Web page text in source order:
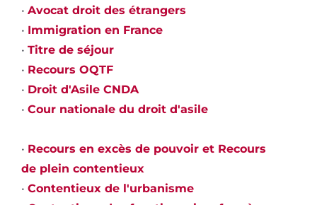
• Avocat droit des étrangers
• Immigration en France
• Titre de séjour
• Recours OQTF
• Droit d'Asile CNDA
• Cour nationale du droit d'asile
• Recours en excès de pouvoir et Recours
de plein contentieux
• Contentieux de l'urbanisme